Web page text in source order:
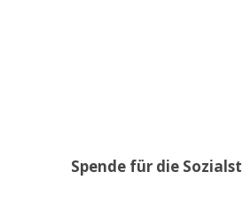
Spende für die